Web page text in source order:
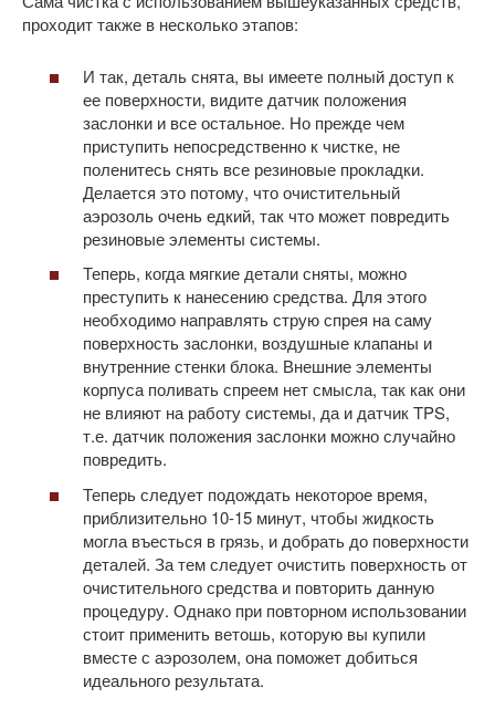
проходит также в несколько этапов:
И так, деталь снята, вы имеете полный доступ к
ее поверхности, видите датчик положения
заслонки и все остальное. Но прежде чем
приступить непосредственно к чистке, не
поленитесь снять все резиновые прокладки.
Делается это потому, что очистительный
аэрозоль очень едкий, так что может повредить
резиновые элементы системы.
Теперь, когда мягкие детали сняты, можно
преступить к нанесению средства. Для этого
необходимо направлять струю спрея на саму
поверхность заслонки, воздушные клапаны и
внутренние стенки блока. Внешние элементы
корпуса поливать спреем нет смысла, так как они
не влияют на работу системы, да и датчик TPS,
т.е. датчик положения заслонки можно случайно
повредить.
Теперь следует подождать некоторое время,
приблизительно 10-15 минут, чтобы жидкость
могла въесться в грязь, и добрать до поверхности
деталей. За тем следует очистить поверхность от
очистительного средства и повторить данную
процедуру. Однако при повторном использовании
стоит применить ветошь, которую вы купили
вместе с аэрозолем, она поможет добиться
идеального результата.